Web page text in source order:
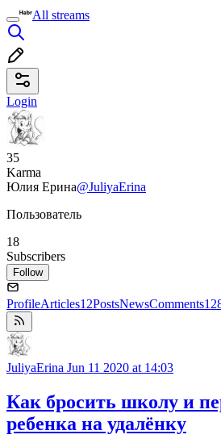
All streams
Login
35
Karma
Юлия Ерина@JuliyaErina
Пользователь
18
Subscribers
Follow
ProfileArticles12PostsNewsComments
JuliyaErina Jun 11 2020 at 14:03
Как бросить школу и
ребенка на удалёнку